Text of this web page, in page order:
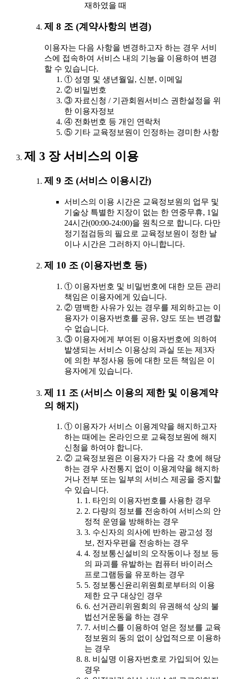
재하였을 때
제 8 조 (계약사항의 변경)
이용자는 다음 사항을 변경하고자 하는 경우 서비
스에 접속하여 서비스 내의 기능을 이용하여 변경
할 수 있습니다.
① 성명 및 생년월일, 신분, 이메일
② 비밀번호
③ 자료신청 / 기관회원서비스 권한설정을 위
한 이용자정보
④ 전화번호 등 개인 연락처
⑤ 기타 교육정보원이 인정하는 경미한 사항
제 3 장 서비스의 이용
제 9 조 (서비스 이용시간)
서비스의 이용 시간은 교육정보원의 업무 및
기술상 특별한 지장이 없는 한 연중무휴, 1일
24시간(00:00-24:00)을 원칙으로 합니다. 다만
정기점검등의 필요로 교육정보원이 정한 날
이나 시간은 그러하지 아니합니다.
제 10 조 (이용자번호 등)
① 이용자번호 및 비밀번호에 대한 모든 관리
책임은 이용자에게 있습니다.
② 명백한 사유가 있는 경우를 제외하고는 이
용자가 이용자번호를 공유, 양도 또는 변경할
수 없습니다.
③ 이용자에게 부여된 이용자번호에 의하여
발생되는 서비스 이용상의 과실 또는 제3자
에 의한 부정사용 등에 대한 모든 책임은 이
용자에게 있습니다.
제 11 조 (서비스 이용의 제한 및 이용계약
의 해지)
① 이용자가 서비스 이용계약을 해지하고자
하는 때에는 온라인으로 교육정보원에 해지
신청을 하여야 합니다.
② 교육정보원은 이용자가 다음 각 호에 해당
하는 경우 사전통지 없이 이용계약을 해지하
거나 전부 또는 일부의 서비스 제공을 중지할
수 있습니다.
1. 타인의 이용자번호를 사용한 경우
2. 다량의 정보를 전송하여 서비스의 안
정적 운영을 방해하는 경우
3. 수신자의 의사에 반하는 광고성 정
보, 전자우편을 전송하는 경우
4. 정보통신설비의 오작동이나 정보 등
의 파괴를 유발하는 컴퓨터 바이러스
프로그램등을 유포하는 경우
5. 정보통신윤리위원회로부터의 이용
제한 요구 대상인 경우
6. 선거관리위원회의 유권해석 상의 불
법선거운동을 하는 경우
7. 서비스를 이용하여 얻은 정보를 교육
정보원의 동의 없이 상업적으로 이용하
는 경우
8. 비실명 이용자번호로 가입되어 있는
경우